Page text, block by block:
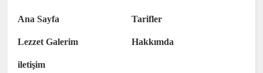
Ana Sayfa Tarifler
Lezzet Galerim Hakkımda
iletişim